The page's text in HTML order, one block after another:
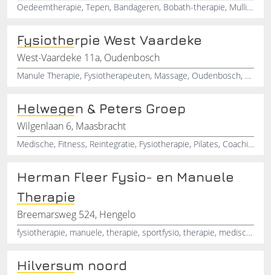
Oedeemtherapie, Tepen, Bandageren, Bobath-therapie, Mulligan-therapie
Fysiotherpie West Vaardeke
West-Vaardeke 11a, Oudenbosch
Manule Therapie, Fysiotherapeuten, Massage, Oudenbosch, Noord-Brabant
Helwegen & Peters Groep
Wilgenlaan 6, Maasbracht
Medische, Fitness, Reintegratie, Fysiotherapie, Pilates, Coaching, COPD, Kinderfysiotherapie, Fitkids, Beweegprogramma's
Herman Fleer Fysio- en Manuele
Therapie
Breemarsweg 524, Hengelo
fysiotherapie, manuele, therapie, sportfysio, therapie, medische, therapie, hengelo
Hilversum noord